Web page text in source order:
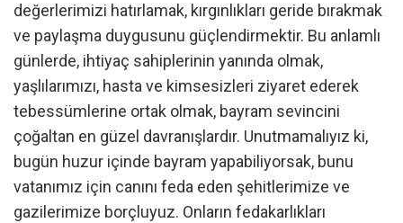
değerlerimizi hatırlamak, kırgınlıkları geride bırakmak
ve paylaşma duygusunu güçlendirmektir. Bu anlamlı
günlerde, ihtiyaç sahiplerinin yanında olmak,
yaşlılarımızı, hasta ve kimsesizleri ziyaret ederek
tebessümlerine ortak olmak, bayram sevincini
çoğaltan en güzel davranışlardır. Unutmamalıyız ki,
bugün huzur içinde bayram yapabiliyorsak, bunu
vatanımız için canını feda eden şehitlerimize ve
gazilerimize borçluyuz. Onların fedakarlıkları